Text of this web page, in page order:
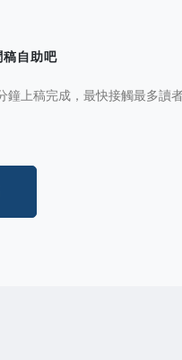
稿自助吧
鐘上稿完成，最快接觸最多讀